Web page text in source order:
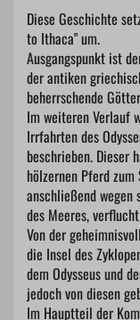
Diese Geschichte
to Ithaca" um.
Ausgangspunkt ist
der antiken
beherrschende
Im weiteren Verlauf
Irrfahrten des
beschrieben. Dieser
hölzernen Pferd
anschließend wegen
des Meeres,
Von der
die Insel des
dem Odysseus und
jedoch von diesen
Im Hauptteil der